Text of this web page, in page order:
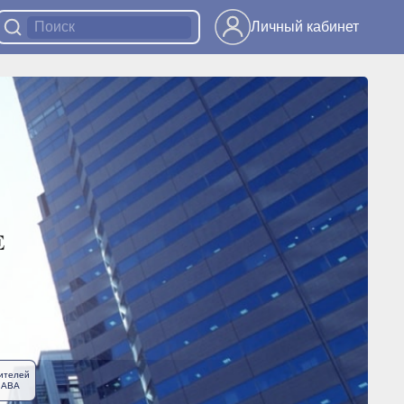
Личный кабинет